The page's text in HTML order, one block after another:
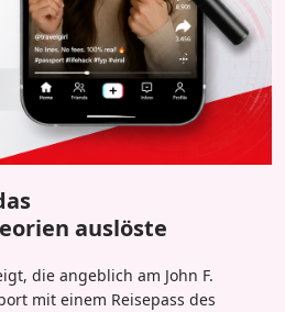
auslöste
die angeblich am John F.
mit einem Reisepass des